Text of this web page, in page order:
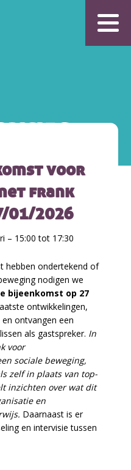
voor
frank
01/2026
– 15:00 tot 17:30
hebben ondertekend of
nodigen we
bijeenkomst op 27
ontwikkelingen,
ontvangen een
als gastspreker. In
voor
sociale beweging,
zelf in plaats van top-
inzichten over wat dit
en
Daarnaast is er
en intervisie tussen